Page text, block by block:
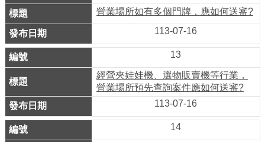
常
見
問
答
雙
語
詞
彙
營業場所如有多個門牌，應如何送審?
113-07-16
13
經營夾娃娃機、選物販賣機等行業，
營業場所預先查詢案件應如何送審?
113-07-16
14